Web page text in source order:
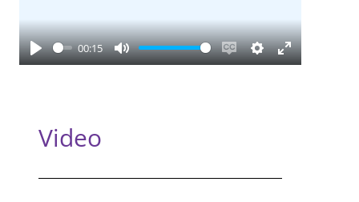
Play
00:15
Mute
EnableSettings
Enter
Video